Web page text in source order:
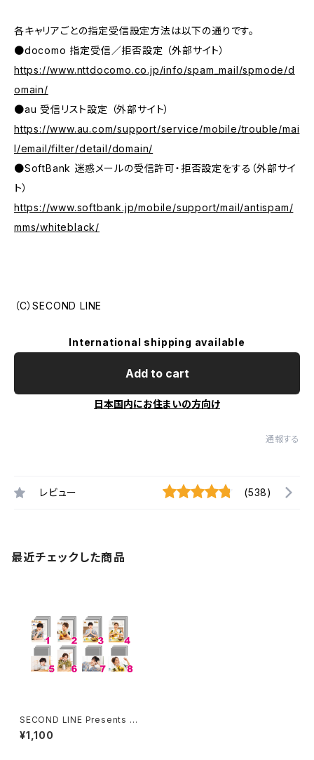
各キャリアごとの指定受信設定方法は以下の通りです。
●docomo 指定受信／拒否設定 （外部サイト）
https://www.nttdocomo.co.jp/info/spam_mail/spmode/d
omain/
●au 受信リスト設定 （外部サイト）
https://www.au.com/support/service/mobile/trouble/mai
l/email/filter/detail/domain/
●SoftBank 迷惑メールの受信許可・拒否設定をする（外部サイ
ト）
https://www.softbank.jp/mobile/support/mail/antispam/
mms/whiteblack/
（C）SECOND LINE
International shipping available
Add to cart
日本国内にお住まいの方向け
通報する
レビュー (538)
最近チェックした商品
SECOND LINE Presents み
んなに会いに行くよ! 第22回 in
静岡 ブロマイド ※ランダム販
¥1,100